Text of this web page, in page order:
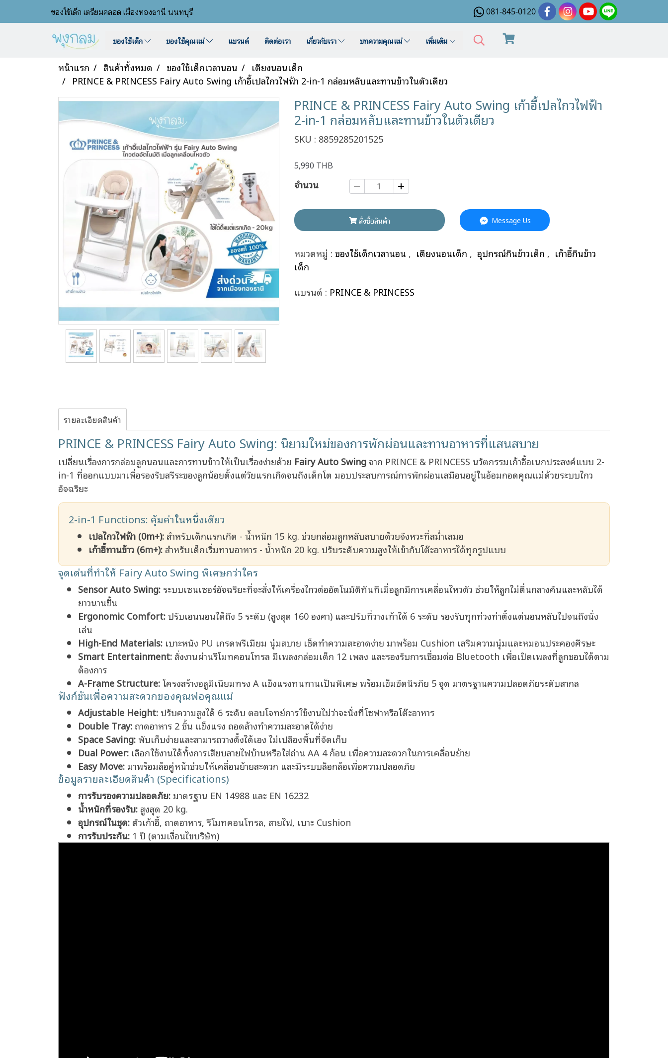
ของใช้เด็ก เตรียมคลอด เมืองทองธานี นนทบุรี 081-845-0120
ของใช้เด็ก ของใช้คุณแม่ แบรนด์ ติดต่อเรา เกี่ยวกับเรา บทความคุณแม่ เพิ่มเติม
หน้าแรก สินค้าทั้งหมด ของใช้เด็กเวลานอน
เตียงนอนเด็ก
PRINCE & PRINCESS Fairy Auto Swing เก้าอี้เปลไกวไฟฟ้า 2-in-1 กล่อมหลับและทานข้าวในตัวเดียว
PRINCE & PRINCESS Fairy Auto Swing เก้าอี้เปลไกวไฟฟ้า
2-in-1 กล่อมหลับและทานข้าวในตัวเดียว
SKU : 8859285201525
5,990 THB
จำนวน
สั่งซื้อสินค้า Message Us
หมวดหมู่ : ของใช้เด็กเวลานอน , เตียงนอนเด็ก , อุปกรณ์กินข้าวเด็ก , เก้าอี้กินข้าว
เด็ก
แบรนด์ : PRINCE & PRINCESS
รายละเอียดสินค้า
PRINCE & PRINCESS Fairy Auto Swing: นิยามใหม่ของการพักผ่อนและทานอาหารที่แสนสบาย
เปลี่ยนเรื่องการกล่อมลูกนอนและการทานข้าวให้เป็นเรื่องง่ายด้วย Fairy Auto Swing จาก PRINCE & PRINCESS นวัตกรรมเก้าอี้อเนกประสงค์แบบ 2-
in-1 ที่ออกแบบมาเพื่อรองรับสรีระของลูกน้อยตั้งแต่วัยแรกเกิดจนถึงเด็กโต มอบประสบการณ์การพักผ่อนเสมือนอยู่ในอ้อมกอดคุณแม่ด้วยระบบไกว
อัจฉริยะ
2-in-1 Functions: คุ้มค่าในหนึ่งเดียว
เปลไกวไฟฟ้า (0m+): สำหรับเด็กแรกเกิด - น้ำหนัก 15 kg. ช่วยกล่อมลูกหลับสบายด้วยจังหวะที่สม่ำเสมอ
เก้าอี้ทานข้าว (6m+): สำหรับเด็กเริ่มทานอาหาร - น้ำหนัก 20 kg. ปรับระดับความสูงให้เข้ากับโต๊ะอาหารได้ทุกรูปแบบ
จุดเด่นที่ทำให้ Fairy Auto Swing พิเศษกว่าใคร
Sensor Auto Swing: ระบบเซนเซอร์อัจฉริยะที่จะสั่งให้เครื่องไกวต่ออัตโนมัติทันทีเมื่อลูกมีการเคลื่อนไหวตัว ช่วยให้ลูกไม่ตื่นกลางคันและหลับได้
ยาวนานขึ้น
Ergonomic Comfort: ปรับเอนนอนได้ถึง 5 ระดับ (สูงสุด 160 องศา) และปรับที่วางเท้าได้ 6 ระดับ รองรับทุกท่วงท่าตั้งแต่นอนหลับไปจนถึงนั่ง
เล่น
High-End Materials: เบาะหนัง PU เกรดพรีเมียม นุ่มสบาย เช็ดทำความสะอาดง่าย มาพร้อม Cushion เสริมความนุ่มและหมอนประคองศีรษะ
Smart Entertainment: สั่งงานผ่านรีโมทคอนโทรล มีเพลงกล่อมเด็ก 12 เพลง และรองรับการเชื่อมต่อ Bluetooth เพื่อเปิดเพลงที่ลูกชอบได้ตาม
ต้องการ
A-Frame Structure:โครงสร้างอลูมิเนียมทรง A แข็งแรงทนทานเป็นพิเศษ พร้อมเข็มขัดนิรภัย 5 จุด มาตรฐานความปลอดภัยระดับสากล
ฟังก์ชันเพื่อความสะดวกของคุณพ่อคุณแม่
Adjustable Height: ปรับความสูงได้ 6 ระดับ ตอบโจทย์การใช้งานไม่ว่าจะนั่งที่โซฟาหรือโต๊ะอาหาร
Double Tray: ถาดอาหาร 2 ชั้น แข็งแรง ถอดล้างทำความสะอาดได้ง่าย
Space Saving: พับเก็บง่ายและสามารถวางตั้งได้เอง ไม่เปลืองพื้นที่จัดเก็บ
Dual Power: เลือกใช้งานได้ทั้งการเสียบสายไฟบ้านหรือใส่ถ่าน AA 4 ก้อน เพื่อความสะดวกในการเคลื่อนย้าย
Easy Move: มาพร้อมล้อคู่หน้าช่วยให้เคลื่อนย้ายสะดวก และมีระบบล็อกล้อเพื่อความปลอดภัย
ข้อมูลรายละเอียดสินค้า (Specifications)
การรับรองความปลอดภัย: มาตรฐาน EN 14988 และ EN 16232
น้ำหนักที่รองรับ: สูงสุด 20 kg.
อุปกรณ์ในชุด: ตัวเก้าอี้, ถาดอาหาร, รีโมทคอนโทรล, สายไฟ, เบาะ Cushion
การรับประกัน: 1 ปี (ตามเงื่อนไขบริษัท)